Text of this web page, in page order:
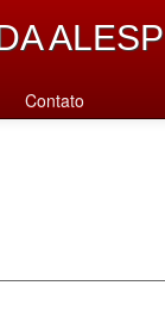
ALESP
Contato